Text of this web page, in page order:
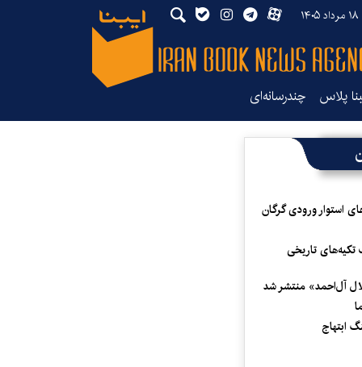
پلاس چندرسانه‌ای
استوار ورودی گرگان
تکیه‌های تاریخی
آل‌احمد» منتشر شد
ابتهاج